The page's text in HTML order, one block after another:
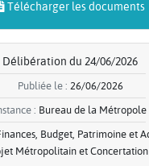
Télécharger les documents
Délibération du 24/06/2026
Publiée le : 26/06/2026
: Bureau de la Métropole
Budget, Patrimoine et
Métropolitain et